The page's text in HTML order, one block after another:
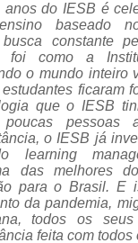
anos do IESB é
baseado
constante
foi como a
o mundo inteiro
ficaram
que o IESB
pessoas
o IESB já
learning
das melhores
para o Brasil. E
da pandemia,
todos os
feita com todos